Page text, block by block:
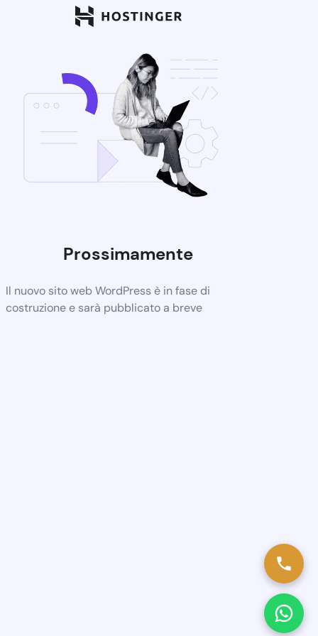
Prossimamente
Il nuovo sito web WordPress è in fase di
costruzione e sarà pubblicato a breve